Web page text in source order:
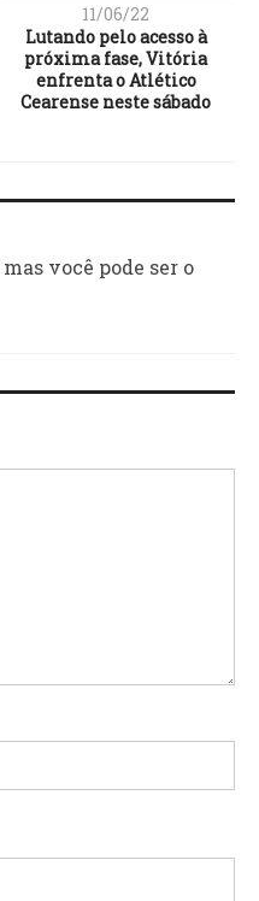
11/06/22
Lutando pelo acesso à
próxima fase, Vitória
enfrenta o Atlético
Cearense neste sábado
você pode ser o